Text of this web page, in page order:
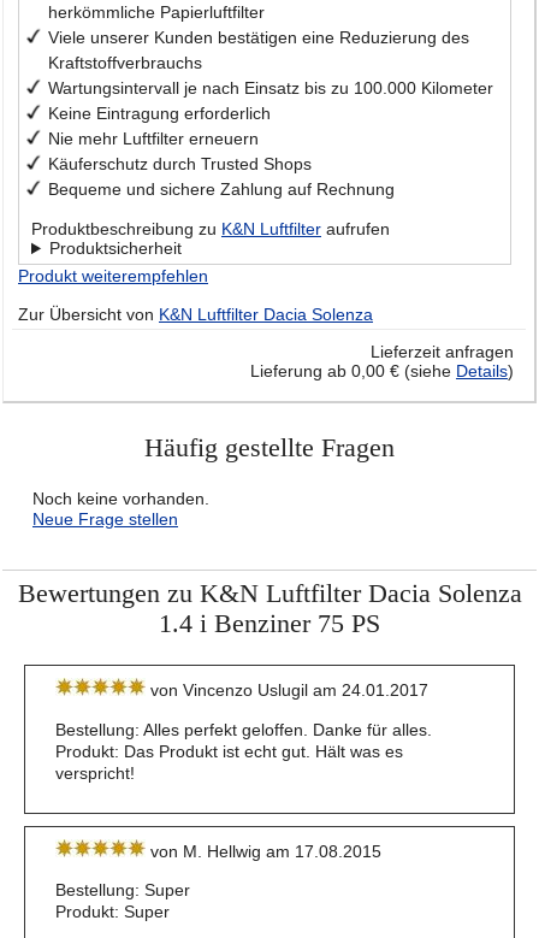
herkömmliche Papierluftfilter
Viele unserer Kunden bestätigen eine Reduzierung des
Kraftstoffverbrauchs
Wartungsintervall je nach Einsatz bis zu 100.000 Kilometer
Keine Eintragung erforderlich
Nie mehr Luftfilter erneuern
Käuferschutz durch Trusted Shops
Bequeme und sichere Zahlung auf Rechnung
Produktbeschreibung zu K&N Luftfilter aufrufen
Produktsicherheit
Produkt weiterempfehlen
Zur Übersicht von K&N Luftfilter Dacia Solenza
Lieferzeit anfragen
Lieferung ab 0,00 € (siehe Details)
Häufig gestellte Fragen
Noch keine vorhanden.
Neue Frage stellen
Bewertungen zu K&N Luftfilter Dacia Solenza
1.4 i Benziner 75 PS
von Vincenzo Uslugil am 24.01.2017
Bestellung: Alles perfekt geloffen. Danke für alles.
Produkt: Das Produkt ist echt gut. Hält was es
verspricht!
von M. Hellwig am 17.08.2015
Bestellung: Super
Produkt: Super